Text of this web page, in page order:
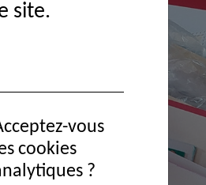
site.
vous
cookies
?